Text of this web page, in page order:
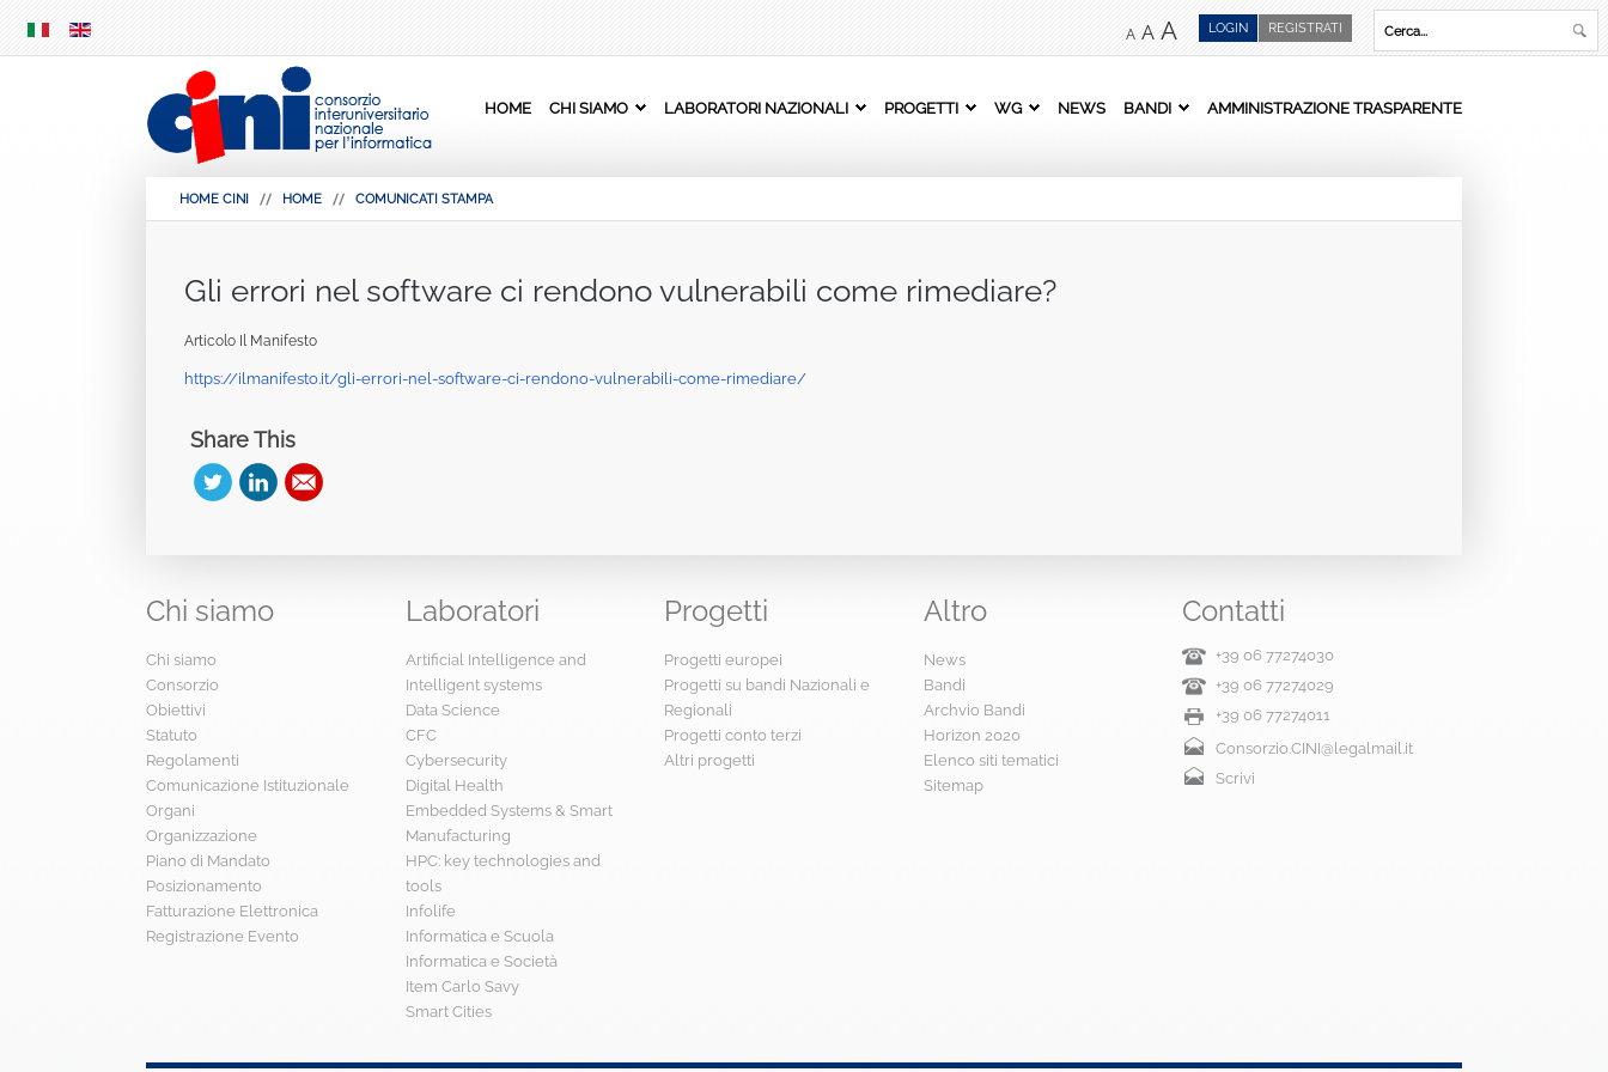
MENU
REGISTRATI
LOGIN
A A A
HOME CHI SIAMO LABORATORI NAZIONALI PROGETTI WG NEWS BANDI AMMINISTRAZIONE TRASPARENTE
HOME CINI HOME COMUNICATI STAMPA
Gli errori nel software ci rendono vulnerabili come rimediare?
Articolo Il Manifesto
https://ilmanifesto.it/gli-errori-nel-software-ci-rendono-vulnerabili-come-rimediare/
Share This
Chi siamo
Chi siamo
Consorzio
Obiettivi
Statuto
Regolamenti
Comunicazione Istituzionale
Organi
Organizzazione
Piano di Mandato
Posizionamento
Fatturazione Elettronica
Registrazione Evento
Laboratori
Artificial Intelligence and
Intelligent systems
Data Science
CFC
Cybersecurity
Digital Health
Embedded Systems & Smart
Manufacturing
HPC: key technologies and
tools
Infolife
Informatica e Scuola
Informatica e Società
Item Carlo Savy
Smart Cities
Progetti
Progetti europei
Progetti su bandi Nazionali e
Regionali
Progetti conto terzi
Altri progetti
Altro
News
Bandi
Archvio Bandi
Horizon 2020
Elenco siti tematici
Sitemap
Contatti
+39 06 77274030
+39 06 77274029
+39 06 77274011
Consorzio.CINI@legalmail.it
Scrivi